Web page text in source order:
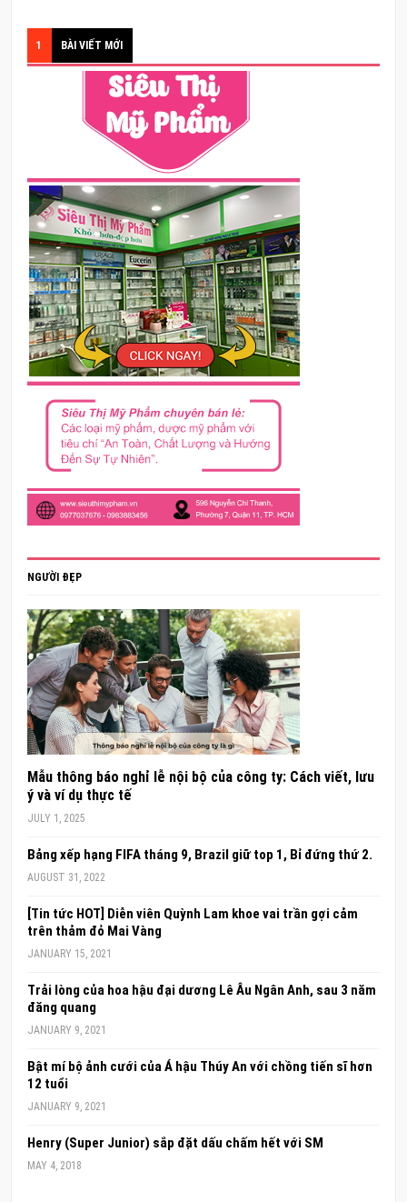
1 BÀI VIẾT MỚI
NGƯỜI ĐẸP
Mẫu thông báo nghỉ lễ nội bộ của công ty: Cách viết, lưu
ý và ví dụ thực tế
JULY 1, 2025
Bảng xếp hạng FIFA tháng 9, Brazil giữ top 1, Bỉ đứng thứ 2.
AUGUST 31, 2022
[Tin tức HOT] Diễn viên Quỳnh Lam khoe vai trần gợi cảm
trên thảm đỏ Mai Vàng
JANUARY 15, 2021
Trải lòng của hoa hậu đại dương Lê Âu Ngân Anh, sau 3 năm
đăng quang
JANUARY 9, 2021
Bật mí bộ ảnh cưới của Á hậu Thúy An với chồng tiến sĩ hơn
12 tuổi
JANUARY 9, 2021
Henry (Super Junior) sắp đặt dấu chấm hết với SM
MAY 4, 2018